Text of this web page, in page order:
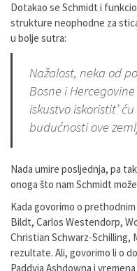
Dotakao se Schmidt i
strukture neophodne za
u bolje sutra:
Nažalost, neka od
Bosne i
iskustvo iskoristit’
budućnosti ove
Nada umire posljednja, pa
onoga što nam Schmidt
Kada govorimo o
Bildt, Carlos Westendorp,
Christian Schwarz-Schilling,
rezultate. Ali, govorimo li o
Paddyja Ashdowna i